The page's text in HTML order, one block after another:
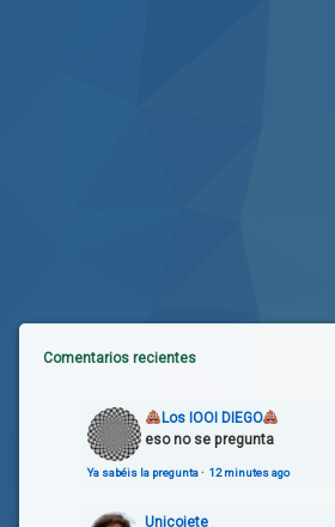
Comentarios recientes
Los IOOI DIEGO
eso no se pregunta
Ya sabéis la pregunta· 12 minutes ago
Unicojete